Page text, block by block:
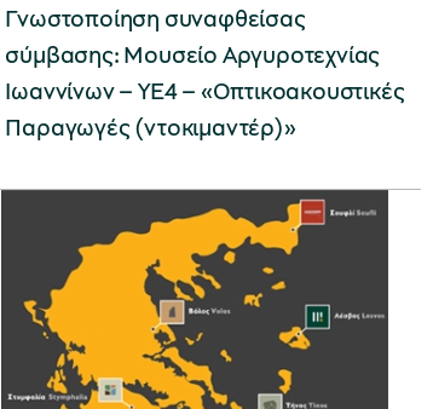
Γνωστοποίηση συναφθείσας
σύμβασης: Μουσείο Αργυροτεχνίας
Ιωαννίνων – ΥΕ4 – «Οπτικοακουστικές
Παραγωγές (ντοκιμαντέρ)»